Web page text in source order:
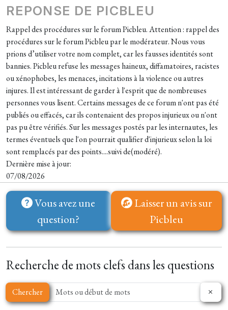
REPONSE DE PICBLEU
Rappel des procédures sur le forum Picbleu. Attention : rappel des
procédures sur le forum Picbleu par le modérateur. Nous vous
prions d’utiliser votre nom complet, car les fausses identités sont
bannies. Picbleu refuse les messages haineux, diffamatoires, racistes
ou xénophobes, les menaces, incitations à la violence ou autres
injures. Il est intéressant de garder à l'esprit que de nombreuses
personnes vous lisent. Certains messages de ce forum n'ont pas été
publiés ou effacés, car ils contenaient des propos injurieux ou n'ont
pas pu être vérifiés. Sur les messages postés par les internautes, les
termes éventuels que l'on pourrait qualifier d'injurieux selon la loi
sont remplacés par des points....suivi de(modéré).
Dernière mise à jour:
07/08/2026
Vous avez une
question?
Laisser un avis sur
Picbleu
Recherche de mots clefs dans les questions
Chercher